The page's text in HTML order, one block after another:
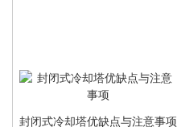
封闭式冷却塔优缺点与注意事项